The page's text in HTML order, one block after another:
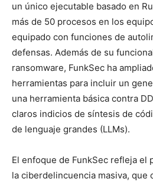
un único ejecutable basado en
más de 50 procesos en los
equipado con funciones de
defensas. Además de su
ransomware, FunkSec ha
herramientas para incluir un
una herramienta básica contra
claros indicios de síntesis de
de lenguaje grandes (LLMs).
El enfoque de FunkSec refleja el
la ciberdelincuencia masiva, que